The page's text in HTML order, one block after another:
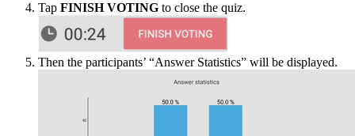
Tap FINISH VOTING to close the quiz.
Then the participants’ “Answer Statistics” will be displayed.